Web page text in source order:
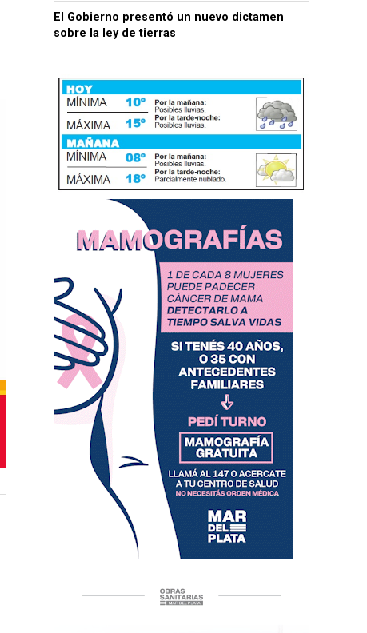
El Gobierno presentó un nuevo dictamen
sobre la ley de tierras